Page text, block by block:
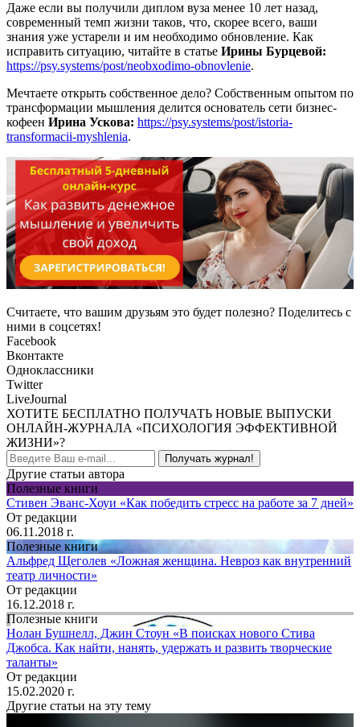
Даже если вы получили диплом вуза менее 10 лет назад,
современный темп жизни таков, что, скорее всего, ваши
знания уже устарели и им необходимо обновление. Как
исправить ситуацию, читайте в статье Ирины Бурцевой:
https://psy.systems/post/neobxodimo-obnovlenie.
Мечтаете открыть собственное дело? Собственным опытом по
трансформации мышления делится основатель сети бизнес-
кофеен Ирина Ускова: https://psy.systems/post/istoria-
transformacii-myshlenia.
Считаете, что вашим друзьям это будет полезно? Поделитесь с
ними в соцсетях!
Facebook
Вконтакте
Одноклассники
Twitter
LiveJournal
ХОТИТЕ БЕСПЛАТНО ПОЛУЧАТЬ НОВЫЕ ВЫПУСКИ
ОНЛАЙН-ЖУРНАЛА «ПСИХОЛОГИЯ ЭФФЕКТИВНОЙ
ЖИЗНИ»?
Получать журнал!
Другие статьи автора
Полезные книги
Стивен Эванс-Хоуи «Как победить стресс на работе за 7 дней»
От редакции
06.11.2018 г.
Полезные книги
Альфред Щеголев «Ложная женщина. Невроз как внутренний
театр личности»
От редакции
16.12.2018 г.
Полезные книги
Нолан Бушнелл, Джин Стоун «В поисках нового Стива
Джобса. Как найти, нанять, удержать и развить творческие
таланты»
От редакции
15.02.2020 г.
Другие статьи на эту тему